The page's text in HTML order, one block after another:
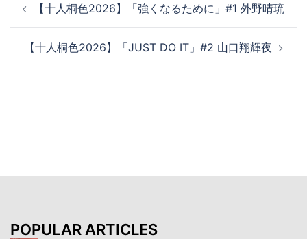
稿
【十人桐色2026】「強くなるために」#1 外野晴琉
【十人桐色2026】「JUST DO IT」#2 山口翔輝夜
POPULAR ARTICLES